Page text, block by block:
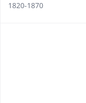
1820-1870